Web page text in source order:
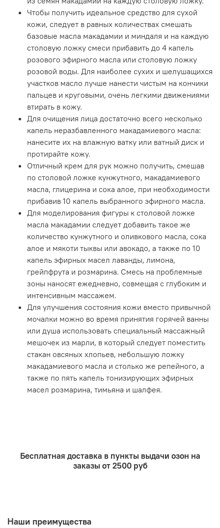
Эффективно масло макадамии справляется и с задачей
Чтобы получить идеальное средство для сухой
кожи, следует в равных количествах смешать
базовые масла макадамии и миндаля и на каждую
столовую ложку смеси прибавить до 4 капель
розового эфирного масла или столовую ложку
розовой воды. Для наиболее сухих и шелушащихся
участков масло лучше нанести чистым на кончики
пальцев и круговыми, очень легкими движениями
втирать в кожу.
Для очищения лица достаточно всего несколько
капель неразбавленного макадамиевого масла:
нанесите их на влажную ватку или ватный диск и
протирайте кожу.
Отличный крем для рук можно получить, смешав
по столовой ложке кунжутного, макадамиевого
масла, глицерина и сока алое, при необходимости
прибавив 10 капель выбранного эфирного масла.
Для моделирования фигуры к столовой ложке
масла макадамии следует добавить такое же
количество кунжутного и оливкового масла, сока
алое и мякоти тыквы или авокадо, а также по 10
капель эфирных масел лаванды, лимона,
грейпфрута и розмарина. Смесь на проблемные
зоны наносят ежедневно, совмещая с глубоким и
интенсивным массажем.
Для улучшения состояния кожи вместо привычной
мочалки можно во время принятия горячей ванны
или душа использовать специальный массажный
мешочек из марли, в который следует поместить
стакан овсяных хлопьев, небольшую ложку
макадамиевого масла и столько же репейного, а
также по пять капель тонизирующих эфирных
масел розмарина, тимьяна и шалфея.
Бесплатная доставка в пункты выдачи озон на
заказы от 2500 руб
Наши преимущества